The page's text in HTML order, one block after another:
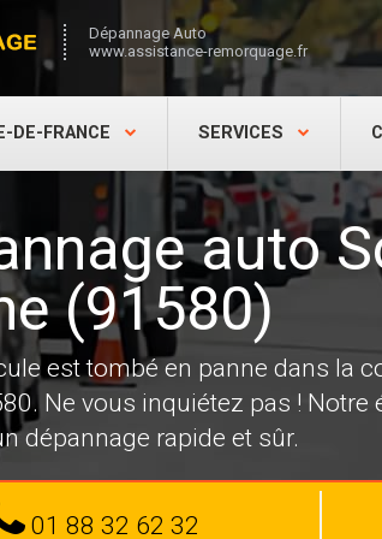
Dépannage Auto
www.assistance-remorquage.fr
DE-FRANCE SERVICES
auto
(91580)
est tombé en panne dans la
Ne vous inquiétez pas ! Notre
dépannage rapide et sûr.
Tel
01 88 32 62 32